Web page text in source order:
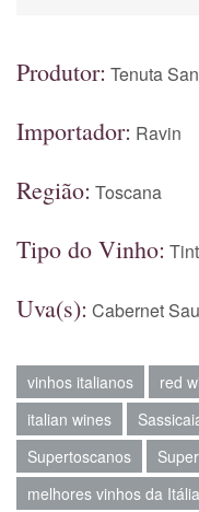
Produtor: Tenuta
Importador: Ravin
Região: Toscana
Tipo do Vinho:
Uva(s): Cabernet
vinhos italianos red
italian wines
Supertoscanos
melhores vinhos da Itália